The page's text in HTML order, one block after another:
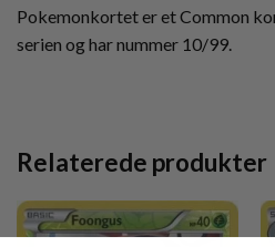
Pokemonkortet er et Common
serien og har nummer 10/99.
Relaterede produkter